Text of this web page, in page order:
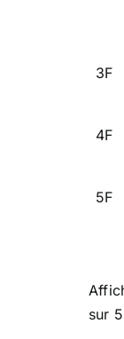
3F
4F
5F
sur